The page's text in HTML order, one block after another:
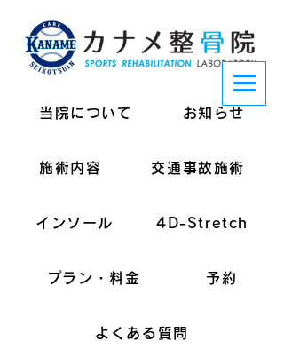
当院について お知らせ
施術内容 交通事故施術
インソール 4D-Stretch
プラン・料金 予約
よくある質問